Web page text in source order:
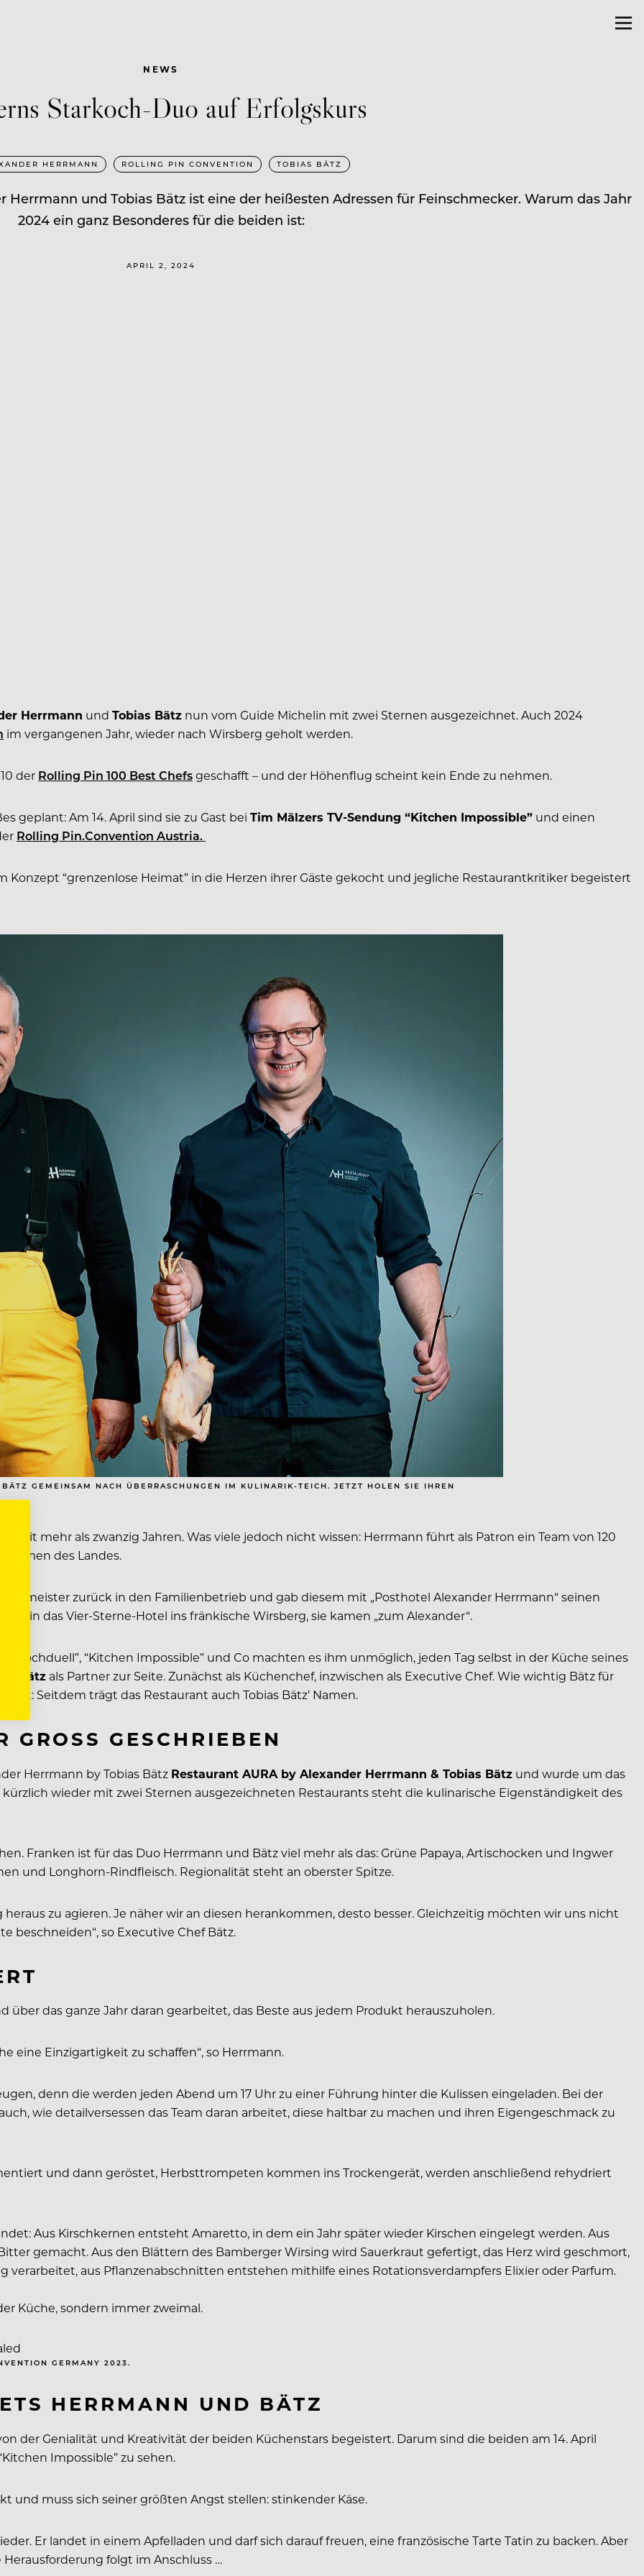
NEWS
Starkoch-Duo auf Erfolgskurs
HERRMANN ROLLING PIN CONVENTION TOBIAS BÄTZ
Herrmann und Tobias Bätz ist eine der heißesten Adressen für Feinschmecker. Warum das Jahr
2024 ein ganz Besonderes für die beiden ist:
APRIL 2, 2024
Herrmann und Tobias Bätz nun vom Guide Michelin mit zwei Sternen ausgezeichnet. Auch 2024
im vergangenen Jahr, wieder nach Wirsberg geholt werden.
der Rolling Pin 100 Best Chefsgeschafft – und der Höhenflug scheint kein Ende zu nehmen.
geplant: Am 14. April sind sie zu Gast bei Tim Mälzers TV-Sendung “Kitchen Impossible” und einen
Rolling Pin.Convention Austria.
“grenzenlose Heimat” in die Herzen ihrer Gäste gekocht und jegliche Restaurantkritiker begeistert
GEMEINSAM NACH ÜBERRASCHUNGEN IM KULINARIK-TEICH. JETZT HOLEN SIE IHREN
seit mehr als zwanzig Jahren. Was viele jedoch nicht wissen: Herrmann führt als Patron ein Team von 120
des Landes.
zurück in den Familienbetrieb und gab diesem mit „Posthotel Alexander Herrmann“ seinen
so in das Vier-Sterne-Hotel ins fränkische Wirsberg, sie kamen „zum Alexander“.
“Kochduell”, “Kitchen Impossible” und Co machten es ihm unmöglich, jeden Tag selbst in der Küche seines
Bätz als Partner zur Seite. Zunächst als Küchenchef, inzwischen als Executive Chef. Wie wichtig Bätz für
Seitdem trägt das Restaurant auch Tobias Bätz’ Namen.
GESCHRIEBEN
Herrmann by Tobias Bätz Restaurant AURA by Alexander Herrmann & Tobias Bätz und wurde um das
wieder mit zwei Sternen ausgezeichneten Restaurants steht die kulinarische Eigenständigkeit des
Franken ist für das Duo Herrmann und Bätz viel mehr als das: Grüne Papaya, Artischocken und Ingwer
und Longhorn-Rindfleisch. Regionalität steht an oberster Spitze.
zu agieren. Je näher wir an diesen herankommen, desto besser. Gleichzeitig möchten wir uns nicht
beschneiden“, so Executive Chef Bätz.
das ganze Jahr daran gearbeitet, das Beste aus jedem Produkt herauszuholen.
eine Einzigartigkeit zu schaffen“, so Herrmann.
denn die werden jeden Abend um 17 Uhr zu einer Führung hinter die Kulissen eingeladen. Bei der
wie detailversessen das Team daran arbeitet, diese haltbar zu machen und ihren Eigengeschmack zu
und dann geröstet, Herbsttrompeten kommen ins Trockengerät, werden anschließend rehydriert
Aus Kirschkernen entsteht Amaretto, in dem ein Jahr später wieder Kirschen eingelegt werden. Aus
gemacht. Aus den Blättern des Bamberger Wirsing wird Sauerkraut gefertigt, das Herz wird geschmort,
verarbeitet, aus Pflanzenabschnitten entstehen mithilfe eines Rotationsverdampfers Elixier oder Parfum.
Küche, sondern immer zweimal.
GERMANY 2023.
HERRMANN UND BÄTZ
der Genialität und Kreativität der beiden Küchenstars begeistert. Darum sind die beiden am 14. April
Impossible” zu sehen.
und muss sich seiner größten Angst stellen: stinkender Käse.
Er landet in einem Apfelladen und darf sich darauf freuen, eine französische Tarte Tatin zu backen. Aber
folgt im Anschluss …